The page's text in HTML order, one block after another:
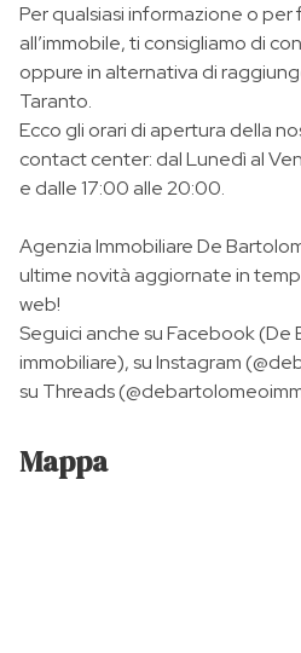
Per qualsiasi informazione o per
all’immobile, ti consigliamo di
oppure in alternativa di
Taranto.
Ecco gli orari di apertura della
contact center: dal Lunedì al
e dalle 17:00 alle 20:00.
Agenzia Immobiliare De
ultime novità aggiornate in
web!
Seguici anche su Facebook
immobiliare), su Instagram
su Threads
Mappa